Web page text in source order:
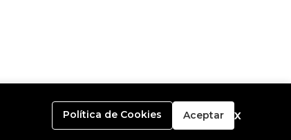
Política de Cookies Aceptar x